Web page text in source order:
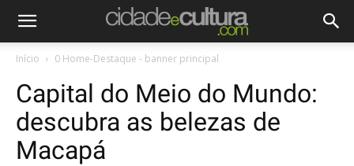
Início 0 Home-Destaque - banner principal
Capital do Meio do Mundo:
descubra as belezas de
Macapá